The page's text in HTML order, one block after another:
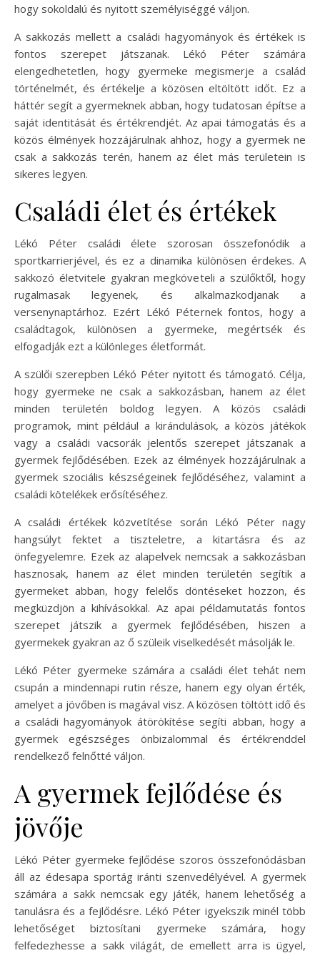
hogy sokoldalú és nyitott személyiséggé váljon.
A sakkozás mellett a családi hagyományok és értékek is
fontos szerepet játszanak. Lékó Péter számára
elengedhetetlen, hogy gyermeke megismerje a család
történelmét, és értékelje a közösen eltöltött időt. Ez a
háttér segít a gyermeknek abban, hogy tudatosan építse a
saját identitását és értékrendjét. Az apai támogatás és a
közös élmények hozzájárulnak ahhoz, hogy a gyermek ne
csak a sakkozás terén, hanem az élet más területein is
sikeres legyen.
Családi élet és értékek
Lékó Péter családi élete szorosan összefonódik a
sportkarrierjével, és ez a dinamika különösen érdekes. A
sakkozó életvitele gyakran megköveteli a szülőktől, hogy
rugalmasak legyenek, és alkalmazkodjanak a
versenynaptárhoz. Ezért Lékó Péternek fontos, hogy a
családtagok, különösen a gyermeke, megértsék és
elfogadják ezt a különleges életformát.
A szülői szerepben Lékó Péter nyitott és támogató. Célja,
hogy gyermeke ne csak a sakkozásban, hanem az élet
minden területén boldog legyen. A közös családi
programok, mint például a kirándulások, a közös játékok
vagy a családi vacsorák jelentős szerepet játszanak a
gyermek fejlődésében. Ezek az élmények hozzájárulnak a
gyermek szociális készségeinek fejlődéséhez, valamint a
családi kötelékek erősítéséhez.
A családi értékek közvetítése során Lékó Péter nagy
hangsúlyt fektet a tiszteletre, a kitartásra és az
önfegyelemre. Ezek az alapelvek nemcsak a sakkozásban
hasznosak, hanem az élet minden területén segítik a
gyermeket abban, hogy felelős döntéseket hozzon, és
megküzdjön a kihívásokkal. Az apai példamutatás fontos
szerepet játszik a gyermek fejlődésében, hiszen a
gyermekek gyakran az ő szüleik viselkedését másolják le.
Lékó Péter gyermeke számára a családi élet tehát nem
csupán a mindennapi rutin része, hanem egy olyan érték,
amelyet a jövőben is magával visz. A közösen töltött idő és
a családi hagyományok átörökítése segíti abban, hogy a
gyermek egészséges önbizalommal és értékrenddel
rendelkező felnőtté váljon.
A gyermek fejlődése és
jövője
Lékó Péter gyermeke fejlődése szoros összefonódásban
áll az édesapa sportág iránti szenvedélyével. A gyermek
számára a sakk nemcsak egy játék, hanem lehetőség a
tanulásra és a fejlődésre. Lékó Péter igyekszik minél több
lehetőséget biztosítani gyermeke számára, hogy
felfedezhesse a sakk világát, de emellett arra is ügyel,